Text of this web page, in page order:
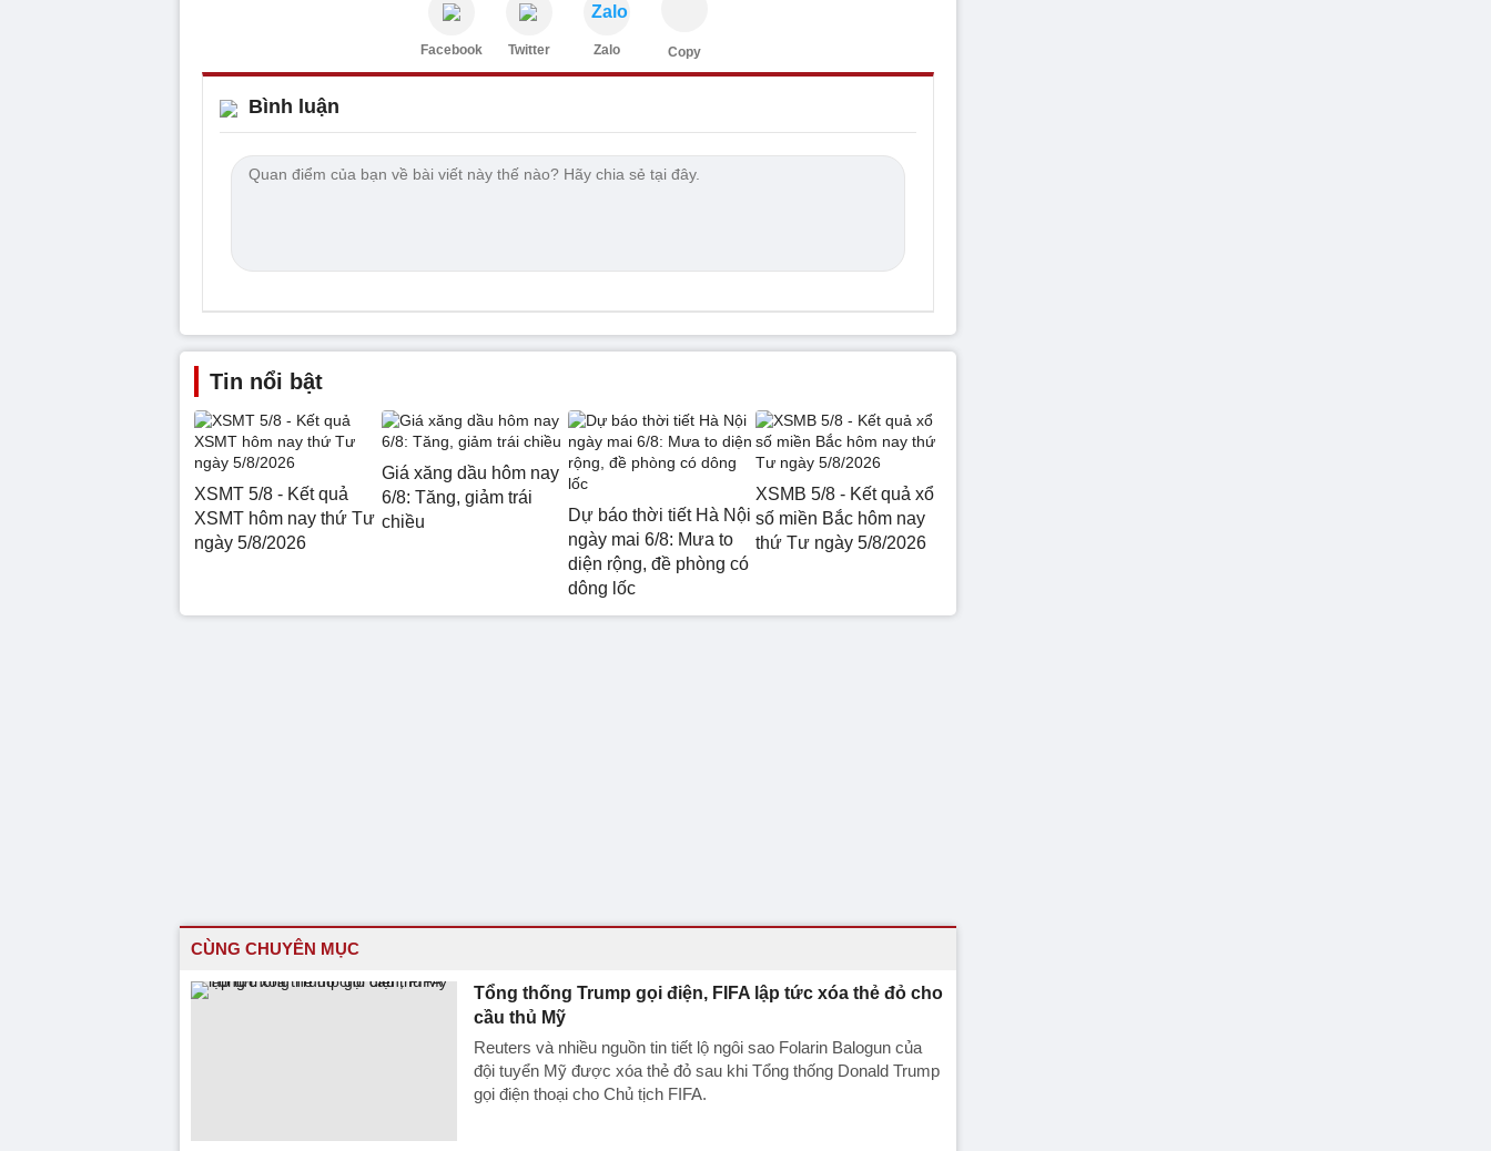
Facebook Twitter
Zalo
Zalo Copy
Bình luận
Tin nổi bật
XSMT 5/8 - Kết quả
XSMT hôm nay thứ Tư
ngày 5/8/2026
Giá xăng dầu hôm nay
6/8: Tăng, giảm trái
chiều
Dự báo thời tiết Hà Nội
ngày mai 6/8: Mưa to
diện rộng, đề phòng có
dông lốc
XSMB 5/8 - Kết quả xổ
số miền Bắc hôm nay
thứ Tư ngày 5/8/2026
CÙNG CHUYÊN MỤC
Tổng thống Trump gọi điện, FIFA lập tức xóa thẻ đỏ cho
cầu thủ Mỹ
Reuters và nhiều nguồn tin tiết lộ ngôi sao Folarin Balogun của
đội tuyển Mỹ được xóa thẻ đỏ sau khi Tổng thống Donald Trump
gọi điện thoại cho Chủ tịch FIFA.